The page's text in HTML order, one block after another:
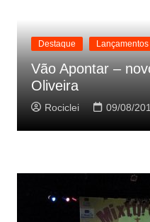
Destaque Lançamentos
Vão Apontar –
Oliveira
Rociclei 09/08/